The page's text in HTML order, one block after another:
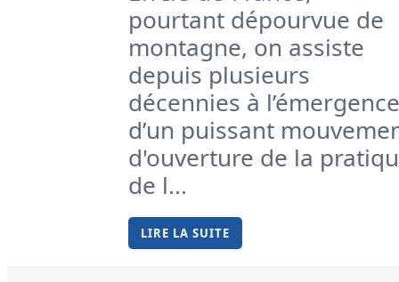
pourtant dépourvue de
montagne, on assiste
depuis plusieurs
décennies à l’émergence
d’un puissant
d'ouverture de la
de l...
LIRE LA SUITE